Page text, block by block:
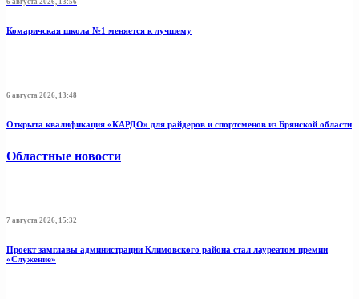
6 августа 2026, 13:56
Комаричская школа №1 меняется к лучшему
6 августа 2026, 13:48
Открыта квалификация «КАРДО» для райдеров и спортсменов из Брянской области
Областные новости
7 августа 2026, 15:32
Проект замглавы администрации Климовского района стал лауреатом премии
«Служение»